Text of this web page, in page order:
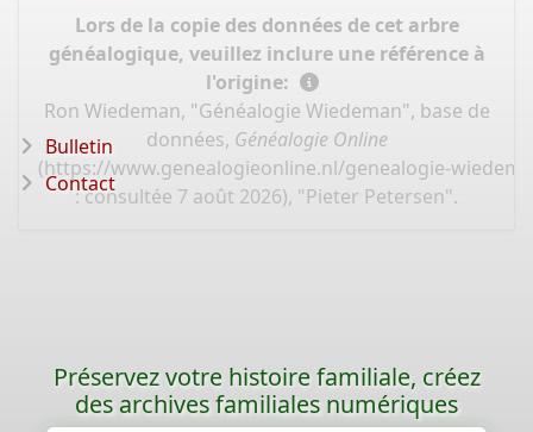
Lors de la copie des données de cet arbre
généalogique, veuillez inclure une référence à
l'origine:
Ron Wiedeman, "Généalogie Wiedeman", base de
données, Généalogie Online
(https://www.genealogieonline.nl/genealogie-
: consultée 7 août 2026), "Pieter Petersen".
Bulletin
Contact
Préservez votre histoire familiale, créez
des archives familiales numériques